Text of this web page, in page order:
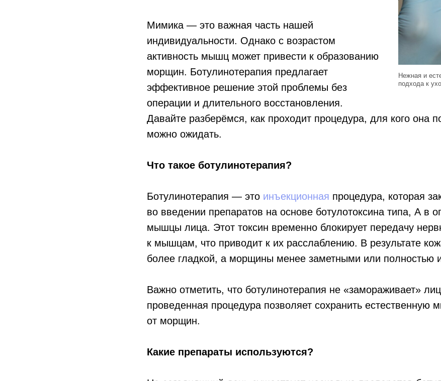
Нежная и
подхода к
Мимика — это важная часть нашей
индивидуальности. Однако с возрастом
активность мышц может привести к образованию
морщин. Ботулинотерапия предлагает
эффективное решение этой проблемы без
операции и длительного восстановления.
Давайте разберёмся, как проходит процедура, для кого она
можно ожидать.
Что такое ботулинотерапия?
Ботулинотерапия — это инъекционная процедура, которая
во введении препаратов на основе ботулотоксина типа, А в
мышцы лица. Этот токсин временно блокирует передачу
к мышцам, что приводит к их расслаблению. В результате
более гладкой, а морщины менее заметными или полностью
Важно отметить, что ботулинотерапия не «замораживает»
проведенная процедура позволяет сохранить естественную
от морщин.
Какие препараты используются?